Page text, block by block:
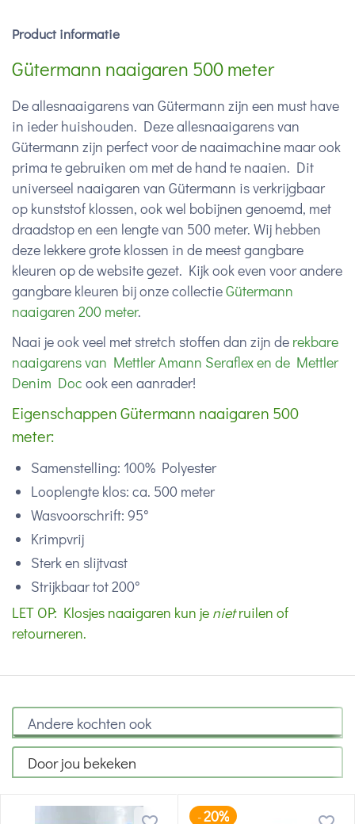
Product informatie
Gütermann naaigaren 500 meter
De allesnaaigarens van Gütermann zijn een must have
in ieder huishouden. Deze allesnaaigarens van
Gütermann zijn perfect voor de naaimachine maar ook
prima te gebruiken om met de hand te naaien. Dit
universeel naaigaren van Gütermann is verkrijgbaar
op kunststof klossen, ook wel bobijnen genoemd, met
draadstop en een lengte van 500 meter. Wij hebben
deze lekkere grote klossen in de meest gangbare
kleuren op de website gezet. Kijk ook even voor andere
gangbare kleuren bij onze collectieGütermann
naaigaren 200 meter.
Naai je ook veel met stretch stoffen dan zijn de rekbare
naaigarens van Mettler Amann Seraflex en de Mettler
Denim Doc ook een aanrader!
Eigenschappen Gütermann naaigaren 500
meter:
Samenstelling: 100% Polyester
Looplengte klos: ca. 500 meter
Wasvoorschrift: 95°
Krimpvrij
Sterk en slijtvast
Strijkbaar tot 200°
LET OP: Klosjes naaigaren kun je nietruilen of
retourneren.
Andere kochten ook
Door jou bekeken
-20%